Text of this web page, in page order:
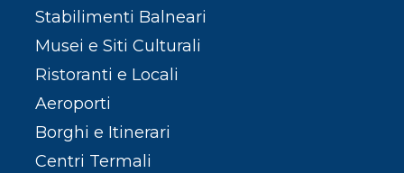
Stabilimenti Balneari
Musei e Siti Culturali
Ristoranti e Locali
Aeroporti
Borghi e Itinerari
Centri Termali